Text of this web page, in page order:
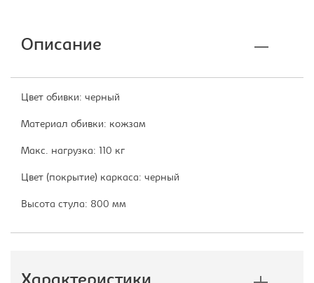
Описание
Цвет обивки: черный
Материал обивки: кожзам
Макс. нагрузка: 110 кг
Цвет (покрытие) каркаса: черный
Высота стула: 800 мм